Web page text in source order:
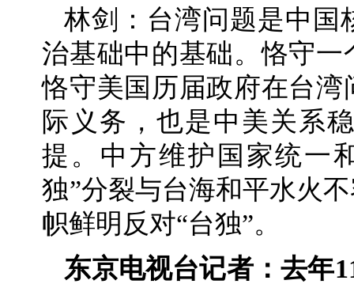
林剑：台湾问题是中国
治基础中的基础。恪守
恪守美国历届政府在台
际义务，也是中美关系
提。中方维护国家统一
独”分裂与台海和平水火
帜鲜明反对“台独”。
东京电视台记者：去年